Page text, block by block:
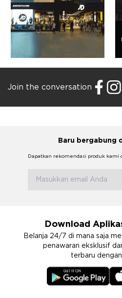
Join the conversation
Baru bergabung
Dapatkan rekomendasi produk
Download
Belanja 24/7 di mana saja
penawaran eksklusif
terbaru